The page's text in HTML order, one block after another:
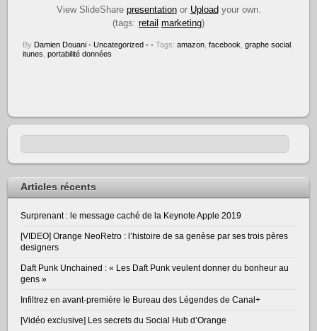
View SlideShare presentationor Upload your own.
(tags: retail marketing)
By Damien Douani • Uncategorized • • Tags:amazon ,facebook ,graphe social
itunes ,portabilité données
Articles récents
Surprenant : le message caché de la Keynote Apple 2019
[VIDEO] Orange NeoRetro : l’histoire de sa genèse par ses trois pères
designers
Daft Punk Unchained : « Les Daft Punk veulent donner du bonheur au
gens »
Infiltrez en avant-première le Bureau des Légendes de Canal+
[Vidéo exclusive] Les secrets du Social Hub d’Orange